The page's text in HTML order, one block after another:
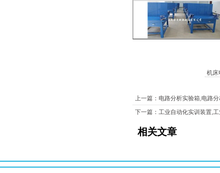
机床
上一篇：电路分析实验箱,电路
下一篇：工业自动化实训装置,
相关文章